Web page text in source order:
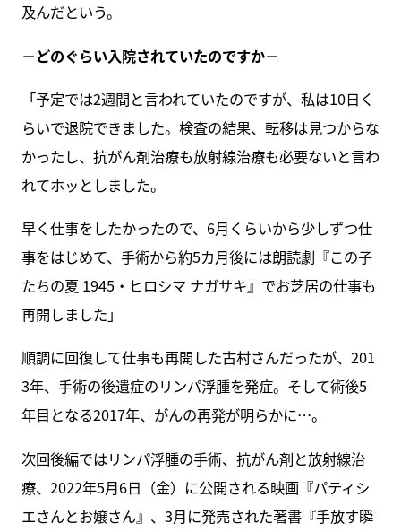
及んだという。
－どのぐらい入院されていたのですか－
「予定では2週間と言われていたのですが、私は10日く
らいで退院できました。検査の結果、転移は見つからな
かったし、抗がん剤治療も放射線治療も必要ないと言わ
れてホッとしました。
早く仕事をしたかったので、6月くらいから少しずつ仕
事をはじめて、手術から約5カ月後には朗読劇『この子
たちの夏 1945・ヒロシマ ナガサキ』でお芝居の仕事も
再開しました」
順調に回復して仕事も再開した古村さんだったが、201
3年、手術の後遺症のリンパ浮腫を発症。そして術後5
年目となる2017年、がんの再発が明らかに…。
次回後編ではリンパ浮腫の手術、抗がん剤と放射線治
療、2022年5月6日（金）に公開される映画『パティシ
エさんとお嬢さん』、3月に発売された著書『手放す瞬